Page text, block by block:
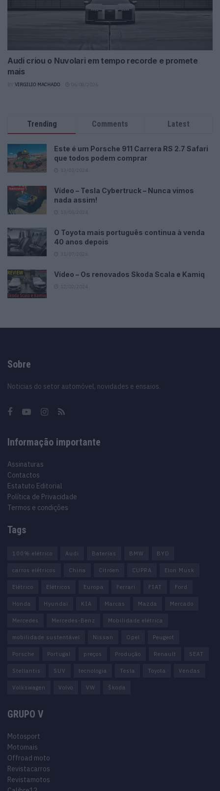
Audi criou o Nuvolari em tempo recorde e promete
mais
VIRGILIO MACHADO
Trending Comments Latest
Este é um Porsche 911 Carrera RS 2.7 Safari
que todos podem comprar
Vídeo – Tesla Cybertruck – Nunca vimos
nada assim!
O Toyota mais português continua à venda
40 anos depois
Vídeo – Os renovados Skoda Scala e Kamiq
Sobre
Noticias do setor automóvel, novidades e ensaios.
Informação importante
Assinaturas
Contactos
Estatuto Editorial
Política de Privacidade
Termos e condições
Tags
100% elétrico Audi Baterias BMW BYD
carros elétricos China Citröen CUPRA Elon Musk
Elétrico Elétricos Europa Ferrari FIAT Ford
Honda Hyundai KIA Marcas Mazda Mercado
Mercedes Mercedes-Benz Mobilidade elétrica
mobilidade sustentável Nissan Opel Peugeot
Porsche Portugal preços Produção Renault SEAT
Stellantis SUV tecnologia Tesla Toyota Vendas
Volkswagen Volvo VW Škoda
GRUPO V
Motosport
Motomais
Offroad moto
Revistacarros
Revistamotos